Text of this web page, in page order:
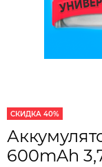
СКИДКА 40%
600mAh